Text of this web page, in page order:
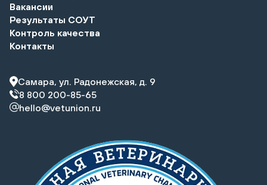
Вакансии
Результаты СОУТ
Контроль качества
Контакты
Самара, ул. Радонежская, д. 9
8 800 200-85-65
hello@vetunion.ru